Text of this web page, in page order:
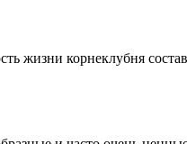
жизни корнеклубня